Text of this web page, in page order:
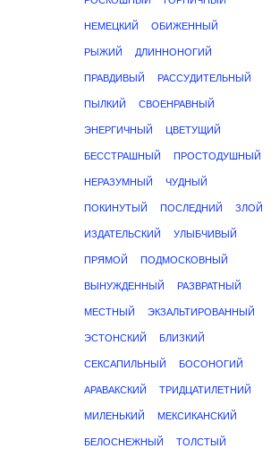
НЕМЕЦКИЙ ОБИЖЕННЫЙ
РЫЖИЙ ДЛИННОНОГИЙ
ПРАВДИВЫЙ РАССУДИТЕЛЬНЫЙ
ПЫЛКИЙ СВОЕНРАВНЫЙ
ЭНЕРГИЧНЫЙ ЦВЕТУЩИЙ
БЕССТРАШНЫЙ ПРОСТОДУШНЫЙ
НЕРАЗУМНЫЙ ЧУДНЫЙ
ПОКИНУТЫЙ ПОСЛЕДНИЙ ЗЛОЙ
ИЗДАТЕЛЬСКИЙ УЛЫБЧИВЫЙ
ПРЯМОЙ ПОДМОСКОВНЫЙ
ВЫНУЖДЕННЫЙ РАЗВРАТНЫЙ
МЕСТНЫЙ ЭКЗАЛЬТИРОВАННЫЙ
ЭСТОНСКИЙ БЛИЗКИЙ
СЕКСАПИЛЬНЫЙ БОСОНОГИЙ
АРАВАКСКИЙ ТРИДЦАТИЛЕТНИЙ
МИЛЕНЬКИЙ МЕКСИКАНСКИЙ
БЕЛОСНЕЖНЫЙ ТОЛСТЫЙ